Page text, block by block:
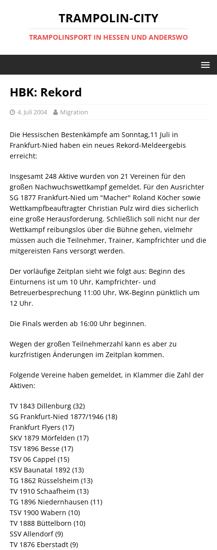
TRAMPOLIN-CITY
TRAMPOLINSPORT IN HESSEN UND ANDERSWO
HBK: Rekord
4. Juli 2004 Migration
Die Hessischen Bestenkämpfe am Sonntag,11 Juli in
Frankfurt-Nied haben ein neues Rekord-Meldeergebis
erreicht:
Insgesamt 248 Aktive wurden von 21 Vereinen für den
großen Nachwuchswettkampf gemeldet. Für den Ausrichter
SG 1877 Frankfurt-Nied um "Macher" Roland Köcher sowie
Wettkampfbeauftragter Christian Pulz wird dies sicherlich
eine große Herausforderung. Schließlich soll nicht nur der
Wettkampf reibungslos über die Bühne gehen, vielmehr
müssen auch die Teilnehmer, Trainer, Kampfrichter und die
mitgereisten Fans versorgt werden.
Der vorläufige Zeitplan sieht wie folgt aus: Beginn des
Einturnens ist um 10 Uhr, Kampfrichter- und
Betreuerbesprechung 11:00 Uhr, WK-Beginn pünktlich um
12 Uhr.
Die Finals werden ab 16:00 Uhr beginnen.
Wegen der großen Teilnehmerzahl kann es aber zu
kurzfristigen Änderungen im Zeitplan kommen.
Folgende Vereine haben gemeldet, in Klammer die Zahl der
Aktiven:
TV 1843 Dillenburg (32)
SG Frankfurt-Nied 1877/1946 (18)
Frankfurt Flyers (17)
SKV 1879 Mörfelden (17)
TSV 1896 Besse (17)
TSV 06 Cappel (15)
KSV Baunatal 1892 (13)
TG 1862 Rüsselsheim (13)
TV 1910 Schaafheim (13)
TG 1896 Niedernhausen (11)
TSV 1900 Wabern (10)
TV 1888 Büttelborn (10)
SSV Allendorf (9)
TV 1876 Eberstadt (9)